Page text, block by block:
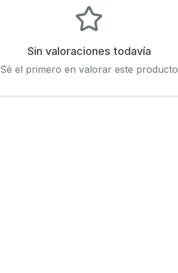
Sin valoraciones todavía
Sé el primero en valorar este producto